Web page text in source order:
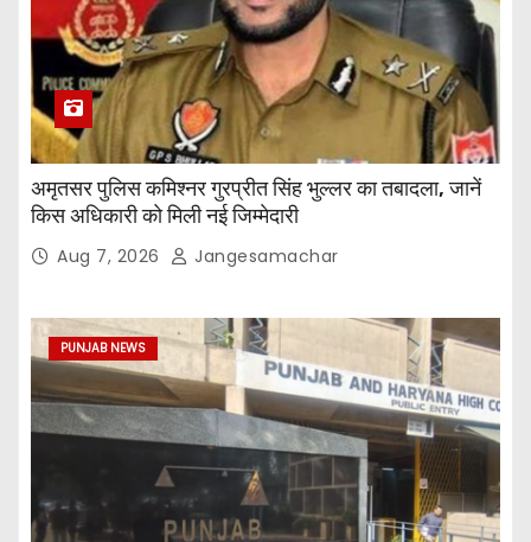
अमृतसर पुलिस कमिश्नर गुरप्रीत सिंह भुल्लर का तबादला, जानें
किस अधिकारी को मिली नई जिम्मेदारी
Aug 7, 2026 Jangesamachar
PUNJAB NEWS